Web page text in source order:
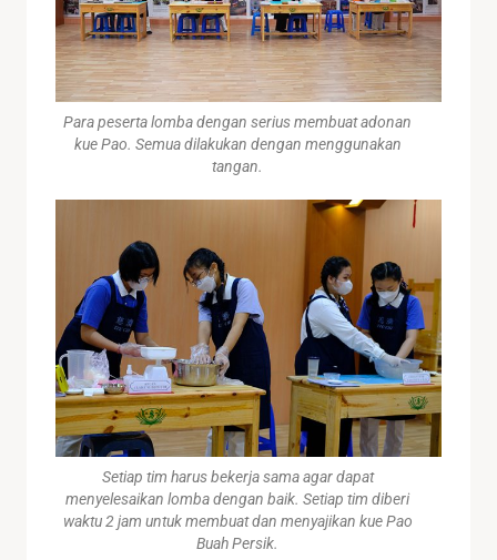
Para peserta lomba dengan serius membuat adonan
kue Pao. Semua dilakukan dengan menggunakan
tangan.
Setiap tim harus bekerja sama agar dapat
menyelesaikan lomba dengan baik. Setiap tim diberi
waktu 2 jam untuk membuat dan menyajikan kue Pao
Buah Persik.